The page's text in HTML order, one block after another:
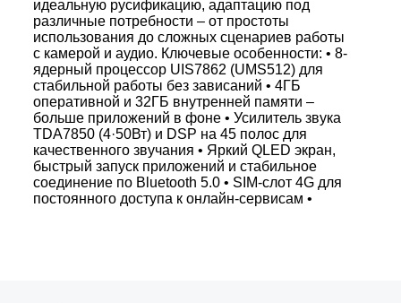
идеальную русификацию, адаптацию под
различные потребности – от простоты
использования до сложных сценариев работы
с камерой и аудио. Ключевые особенности: • 8-
ядерный процессор UIS7862 (UMS512) для
стабильной работы без зависаний • 4ГБ
оперативной и 32ГБ внутренней памяти –
больше приложений в фоне • Усилитель звука
TDA7850 (4·50Вт) и DSP на 45 полос для
качественного звучания • Яркий QLED экран,
быстрый запуск приложений и стабильное
соединение по Bluetooth 5.0 • SIM-слот 4G для
постоянного доступа к онлайн-сервисам •